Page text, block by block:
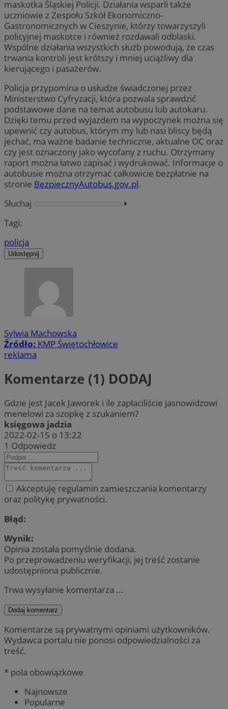
maskotka Śląskiej Policji. Działania wsparli także
uczniowie z Zespołu Szkół Ekonomiczno-
Gastronomicznych w Cieszynie, którzy towarzyszyli
policyjnej maskotce i również rozdawali odblaski.
Wspólne działania wszystkich służb powodują, że czas
trwania kontroli jest krótszy i mniej uciążliwy dla
kierującego i pasażerów.
Policja przypomina o usłudze świadczonej przez
Ministerstwo Cyfryzacji, która pozwala sprawdzić
podstawowe dane na temat autobusu lub autokaru.
Dzięki temu przed wyjazdem na wypoczynek można się
upewnić czy autobus, którym my lub nasi bliscy będą
jechać, ma ważne badanie techniczne, aktualne OC oraz
czy jest oznaczony jako wycofany z ruchu. Otrzymany
raport można łatwo zapisać i wydrukować. Informacje o
autobusie można otrzymać całkowicie bezpłatnie na
stronie BezpiecznyAutobus.gov.pl.
Słuchaj
⏵︎
Tagi:
policja
Udostępnij
Sylwia Machowska
Źródło: KMP Świętochłowice
reklama
Komentarze (1) DODAJ
Gdzie jest Jacek Jaworek i ile zapłaciliście jasnowidzowi
menelowi za szopkę z szukaniem?
księgowa jadzia
2022-02-15 o 13:22
1 Odpowiedz
Akceptuję regulamin zamieszczania komentarzy
oraz politykę prywatności.
Błąd:
Wynik:
Opinia została pomyślnie dodana.
Po przeprowadzeniu weryfikacji, jej treść zostanie
udostępniona publicznie.
Trwa wysyłanie komentarza ...
Dodaj komentarz
Komentarze są prywatnymi opiniami użytkowników.
Wydawca portalu nie ponosi odpowiedzialności za
treść.
* pola obowiązkowe
Najnowsze
Popularne